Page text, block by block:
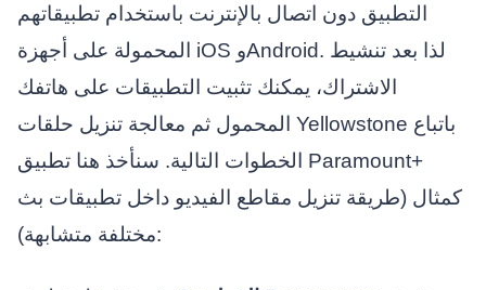
التطبيق دون اتصال بالإنترنت باستخدام تطبيقاتهم
المحمولة على أجهزة iOS وAndroid. لذا بعد تنشيط
الاشتراك، يمكنك تثبيت التطبيقات على هاتفك
المحمول ثم معالجة تنزيل حلقات Yellowstone باتباع
الخطوات التالية. سنأخذ هنا تطبيق Paramount+
كمثال (طريقة تنزيل مقاطع الفيديو داخل تطبيقات بث
مختلفة متشابهة):